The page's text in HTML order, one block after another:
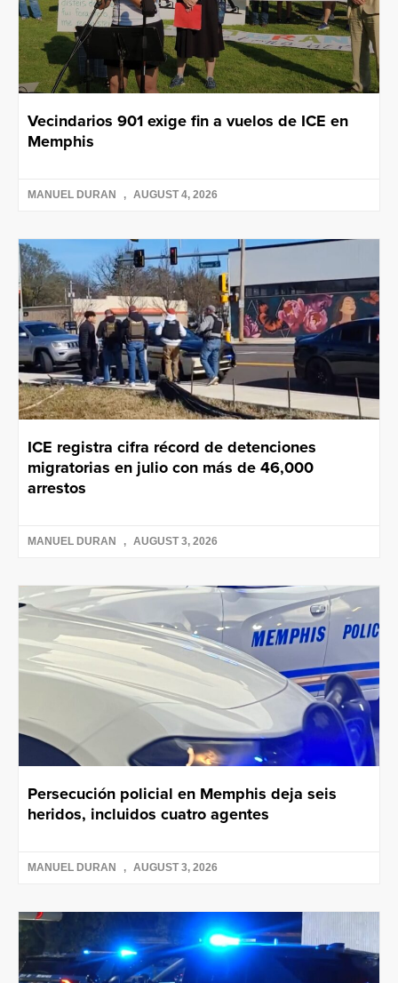
Vecindarios 901 exige fin a vuelos de ICE en
Memphis
MANUEL DURAN AUGUST 4, 2026
ICE registra cifra récord de detenciones
migratorias en julio con más de 46,000
arrestos
MANUEL DURAN AUGUST 3, 2026
Persecución policial en Memphis deja seis
heridos, incluidos cuatro agentes
MANUEL DURAN AUGUST 3, 2026